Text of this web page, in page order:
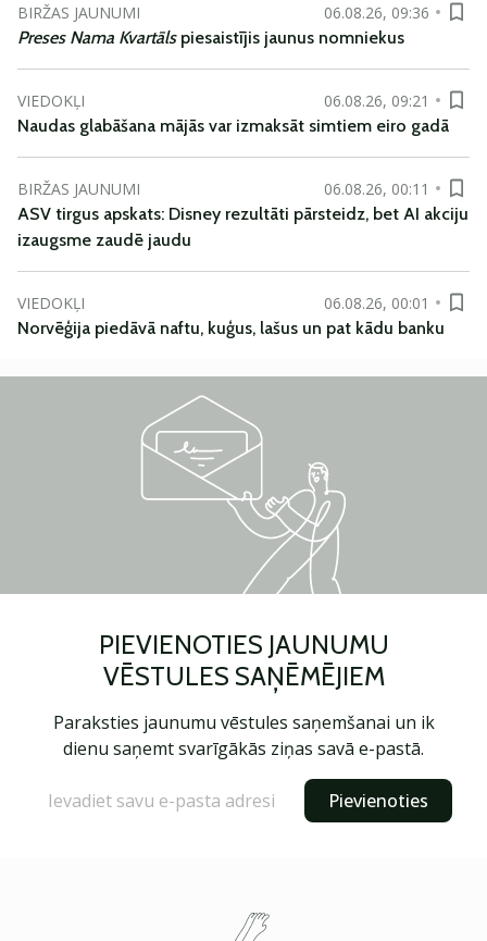
BIRŽAS JAUNUMI
06.08.26, 09:36
Preses Nama Kvartāls piesaistījis jaunus nomniekus
VIEDOKĻI
06.08.26, 09:21
Naudas glabāšana mājās var izmaksāt simtiem eiro gadā
BIRŽAS JAUNUMI
06.08.26, 00:11
ASV tirgus apskats: Disney rezultāti pārsteidz, bet AI akciju
izaugsme zaudē jaudu
VIEDOKĻI
06.08.26, 00:01
Norvēģija piedāvā naftu, kuģus, lašus un pat kādu banku
PIEVIENOTIES JAUNUMU
VĒSTULES SAŅĒMĒJIEM
Paraksties jaunumu vēstules saņemšanai un ik
dienu saņemt svarīgākās ziņas savā e-pastā.
Pievienoties